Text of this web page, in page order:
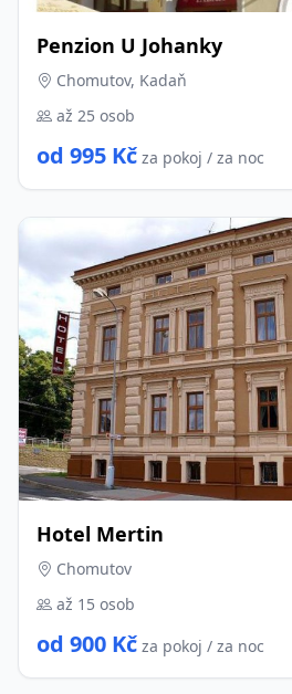
Penzion U Johanky
Chomutov, Kadaň
až 25 osob
od 995 Kč za pokoj / za noc
Hotel Mertin
Chomutov
až 15 osob
od 900 Kč za pokoj / za noc